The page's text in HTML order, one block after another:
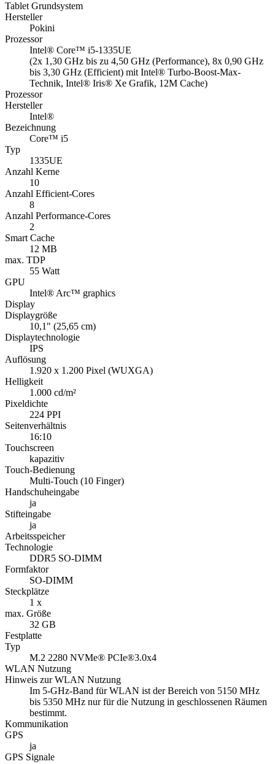
Tablet Grundsystem
Hersteller
Pokini
Prozessor
Intel® Core™ i5-1335UE
(2x 1,30 GHz bis zu 4,50 GHz (Performance), 8x 0,90 GHz
bis 3,30 GHz (Efficient) mit Intel® Turbo-Boost-Max-
Technik, Intel® Iris® Xe Grafik, 12M Cache)
Prozessor
Hersteller
Intel®
Bezeichnung
Core™ i5
Typ
1335UE
Anzahl Kerne
10
Anzahl Efficient-Cores
8
Anzahl Performance-Cores
2
Smart Cache
12 MB
max. TDP
55 Watt
GPU
Intel® Arc™ graphics
Display
Displaygröße
10,1" (25,65 cm)
Displaytechnologie
IPS
Auflösung
1.920 x 1.200 Pixel (WUXGA)
Helligkeit
1.000 cd/m²
Pixeldichte
224 PPI
Seitenverhältnis
16:10
Touchscreen
kapazitiv
Touch-Bedienung
Multi-Touch (10 Finger)
Handschuheingabe
ja
Stifteingabe
ja
Arbeitsspeicher
Technologie
DDR5 SO-DIMM
Formfaktor
SO-DIMM
Steckplätze
1 x
max. Größe
32 GB
Festplatte
Typ
M.2 2280 NVMe® PCIe®3.0x4
WLAN Nutzung
Hinweis zur WLAN Nutzung
Im 5-GHz-Band für WLAN ist der Bereich von 5150 MHz
bis 5350 MHz nur für die Nutzung in geschlossenen Räumen
bestimmt.
Kommunikation
GPS
ja
GPS Signale